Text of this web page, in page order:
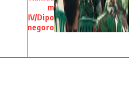
m
IV/Dipo
negoro